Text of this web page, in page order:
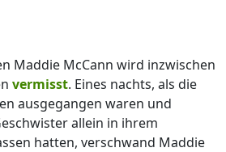
Maddie McCann wird inzwischen
vermisst. Eines nachts, als die
ausgegangen waren und
allein in ihrem
hatten, verschwand Maddie